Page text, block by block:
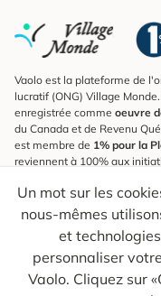
Un mot sur les
nous-mêmes
et
personnaliser
Vaolo. Cliquez sur
Vaolo est la plateforme de
lucratif (ONG) Village
enregistrée comme oeuvre
du Canada et de Revenu
est membre de 1% pour la
reviennent à 100% aux
S'inscrire à l'infolettre
Pour connaître les
astuces pour des voyages
Ton courriel